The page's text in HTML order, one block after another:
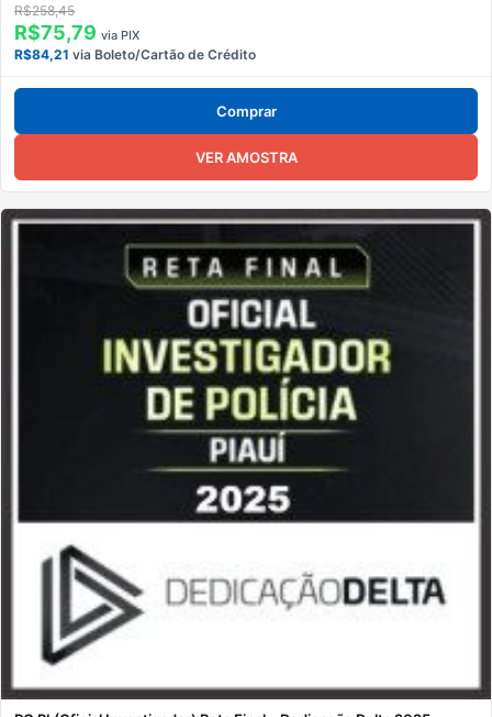
R$258,45
R$75,79 via PIX
R$84,21 via Boleto/Cartão de Crédito
Comprar
VER AMOSTRA